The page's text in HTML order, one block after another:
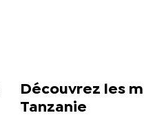
Découvrez les
Tanzanie